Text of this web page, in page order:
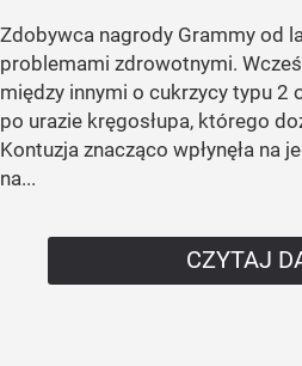
Zdobywca nagrody Grammy od
problemami zdrowotnymi.
między innymi o cukrzycy typu 2
po urazie kręgosłupa, którego
Kontuzja znacząco wpłynęła na
na...
CZYTAJ